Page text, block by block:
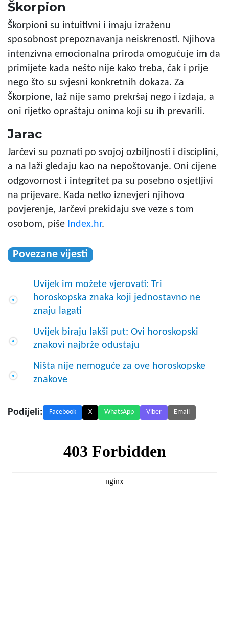
Škorpion
Škorpioni su intuitivni i imaju izraženu
sposobnost prepoznavanja neiskrenosti. Njihova
intenzivna emocionalna priroda omogućuje im da
primijete kada nešto nije kako treba, čak i prije
nego što su svjesni konkretnih dokaza. Za
Škorpione, laž nije samo prekršaj nego i izdaja, a
oni rijetko opraštaju onima koji su ih prevarili.
Jarac
Jarčevi su poznati po svojoj ozbiljnosti i disciplini,
a na laži gledaju kao na nepoštovanje. Oni cijene
odgovornost i integritet pa su posebno osjetljivi
na prijevare. Kada netko iznevjeri njihovo
povjerenje, Jarčevi prekidaju sve veze s tom
osobom, piše Index.hr.
Povezane vijesti
Uvijek im možete vjerovati: Tri
horoskopska znaka koji jednostavno ne
znaju lagati
Uvijek biraju lakši put: Ovi horoskopski
znakovi najbrže odustaju
Ništa nije nemoguće za ove horoskopske
znakove
Podijeli: Facebook X WhatsApp Viber Email